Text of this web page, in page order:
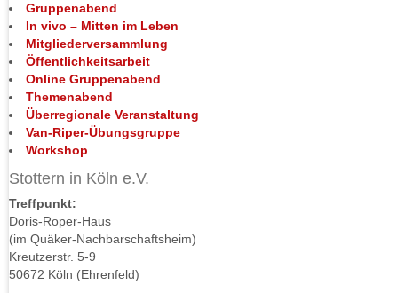
Gruppenabend
In vivo – Mitten im Leben
Mitgliederversammlung
Öffentlichkeitsarbeit
Online Gruppenabend
Themenabend
Überregionale Veranstaltung
Van-Riper-Übungsgruppe
Workshop
Stottern in Köln e.V.
Treffpunkt:
Doris-Roper-Haus
(im Quäker-Nachbarschaftsheim)
Kreutzerstr. 5-9
50672 Köln (Ehrenfeld)